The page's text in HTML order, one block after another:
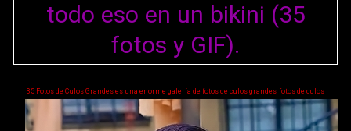
todo eso en un bikini (35
fotos y GIF).
35 Fotos de Culos Grandes es una enorme galería de fotos de culos grandes, fotos de culos